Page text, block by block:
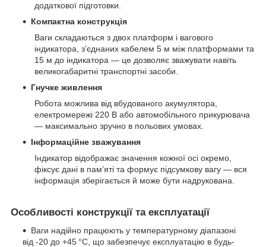
додаткової підготовки.
Компактна конструкція
Ваги складаються з двох платформ і вагового
індикатора, з’єднаних кабелем 5 м між платформами та
15 м до індикатора — це дозволяє зважувати навіть
великогабаритні транспортні засоби.
Гнучке живлення
Робота можлива від вбудованого акумулятора,
електромережі 220 В або автомобільного прикурювача
— максимально зручно в польових умовах.
Інформаційне зважування
Індикатор відображає значення кожної осі окремо,
фіксує дані в пам’яті та формує підсумкову вагу — вся
інформація зберігається й може бути надрукована.
Особливості конструкції та експлуатації
Ваги надійно працюють у температурному діапазоні
від -20 до +45 °C, що забезпечує експлуатацію в будь-